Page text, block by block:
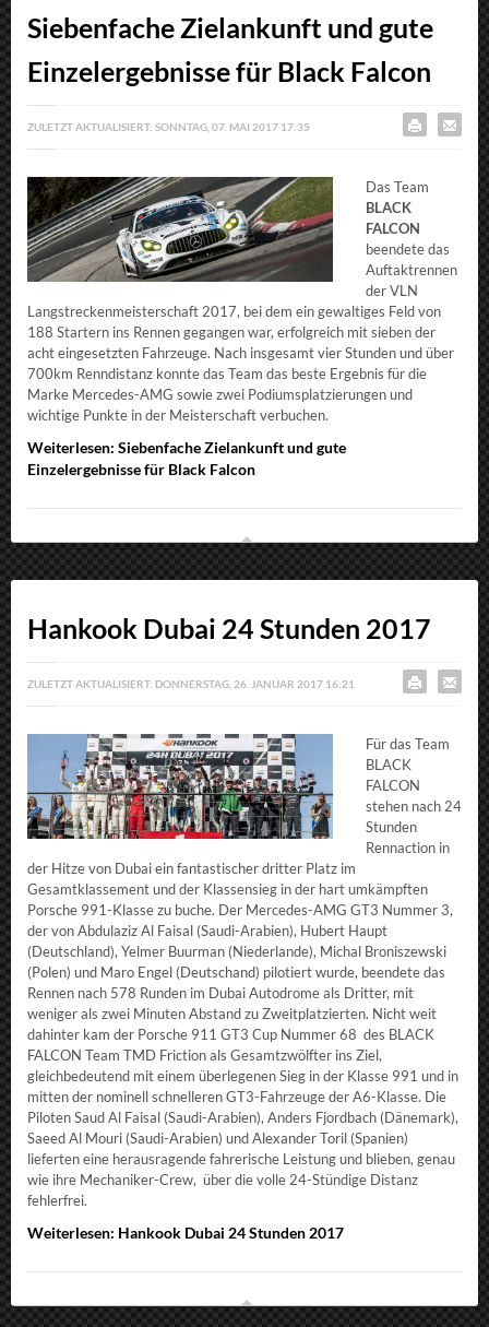
Siebenfache Zielankunft und gute
Einzelergebnisse für Black Falcon
ZULETZT AKTUALISIERT: SONNTAG, 07. MAI 2017 17:35
Das Team
BLACK
FALCON
beendete das
Auftaktrennen
der VLN
Langstreckenmeisterschaft 2017, bei dem ein gewaltiges Feld von
188 Startern ins Rennen gegangen war, erfolgreich mit sieben der
acht eingesetzten Fahrzeuge. Nach insgesamt vier Stunden und über
700km Renndistanz konnte das Team das beste Ergebnis für die
Marke Mercedes-AMG sowie zwei Podiumsplatzierungen und
wichtige Punkte in der Meisterschaft verbuchen.
Weiterlesen: Siebenfache Zielankunft und gute
Einzelergebnisse für Black Falcon
Hankook Dubai 24 Stunden 2017
ZULETZT AKTUALISIERT: DONNERSTAG, 26. JANUAR 2017 16:21
Für das Team
BLACK
FALCON
stehen nach 24
Stunden
Rennaction in
der Hitze von Dubai ein fantastischer dritter Platz im
Gesamtklassement und der Klassensieg in der hart umkämpften
Porsche 991-Klasse zu buche. Der Mercedes-AMG GT3 Nummer 3,
der von Abdulaziz Al Faisal (Saudi-Arabien), Hubert Haupt
(Deutschland), Yelmer Buurman (Niederlande), Michal Broniszewski
(Polen) und Maro Engel (Deutschand) pilotiert wurde, beendete das
Rennen nach 578 Runden im Dubai Autodrome als Dritter, mit
weniger als zwei Minuten Abstand zu Zweitplatzierten. Nicht weit
dahinter kam der Porsche 911 GT3 Cup Nummer 68 des BLACK
FALCON Team TMD Friction als Gesamtzwölfter ins Ziel,
gleichbedeutend mit einem überlegenen Sieg in der Klasse 991 und in
mitten der nominell schnelleren GT3-Fahrzeuge der A6-Klasse. Die
Piloten Saud Al Faisal (Saudi-Arabien), Anders Fjordbach (Dänemark),
Saeed Al Mouri (Saudi-Arabien) und Alexander Toril (Spanien)
lieferten eine herausragende fahrerische Leistung und blieben, genau
wie ihre Mechaniker-Crew, über die volle 24-Stündige Distanz
fehlerfrei.
Weiterlesen: Hankook Dubai 24 Stunden 2017